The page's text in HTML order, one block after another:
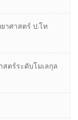
าศาสตร์ ป.โท
สตร์ระดับโมเลกุล